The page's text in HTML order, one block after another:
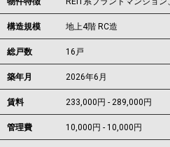
構造規模 地上4階 RC造
総戸数 16戸
築年月 2026年6月
賃料 233,000円 - 289,000円
管理費 10,000円 - 10,000円